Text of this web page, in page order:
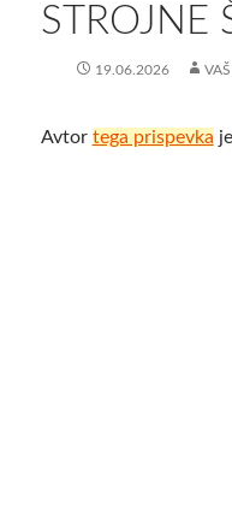
STROJNE
19.06.2026
Avtor tega prispevka